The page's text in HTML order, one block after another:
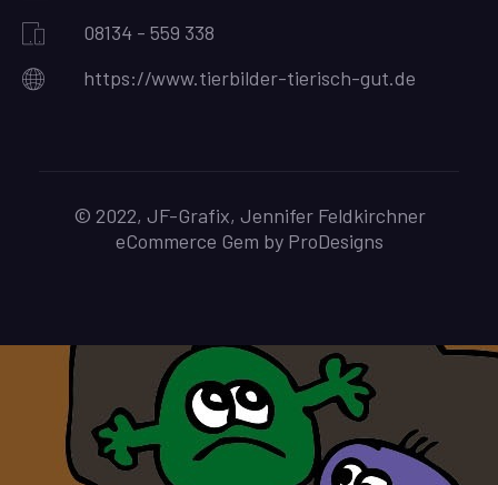
08134 - 559 338
https://www.tierbilder-tierisch-gut.de
© 2022, JF-Grafix, Jennifer Feldkirchner
eCommerce Gem by ProDesigns